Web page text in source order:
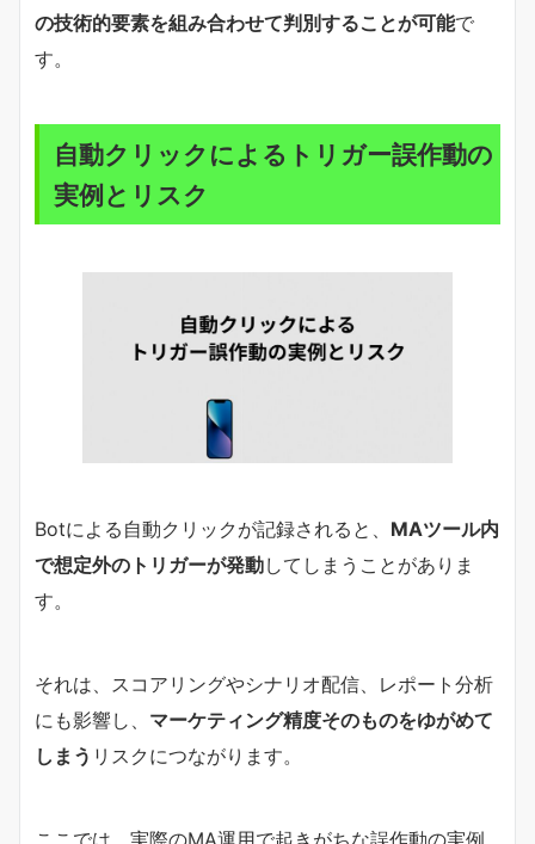
の技術的要素を組み合わせて判別することが可能で
す。
自動クリックによるトリガー誤作動の
実例とリスク
Botによる自動クリックが記録されると、 MAツール内
で想定外のトリガーが発動してしまうことがありま
す。
それは、スコアリングやシナリオ配信、レポート分析
にも影響し、 マーケティング精度そのものをゆがめて
しまう リスクにつながります。